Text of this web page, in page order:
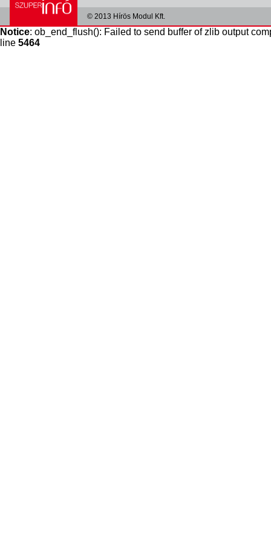
© 2013 Hírös Modul Kft.
Notice: ob_end_flush(): Failed to send buffer of zlib output
line 5464